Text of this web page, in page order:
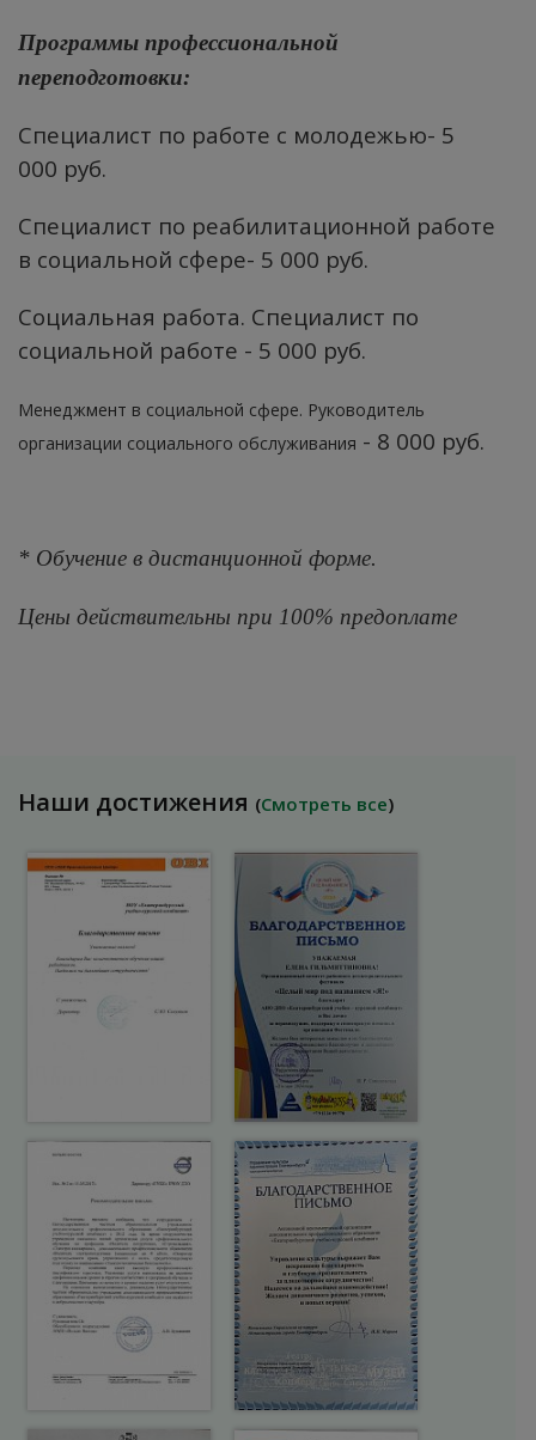
Программы профессиональной
переподготовки:
Специалист по работе с молодежью- 5
000 руб.
Специалист по реабилитационной работе
в социальной сфере- 5 000 руб.
Социальная работа. Специалист по
социальной работе - 5 000 руб.
Менеджмент в социальной сфере. Руководитель
организации социального обслуживания - 8 000 руб.
* Обучение в дистанционной форме.
Цены действительны при 100% предоплате
Наши достижения (Смотреть все)